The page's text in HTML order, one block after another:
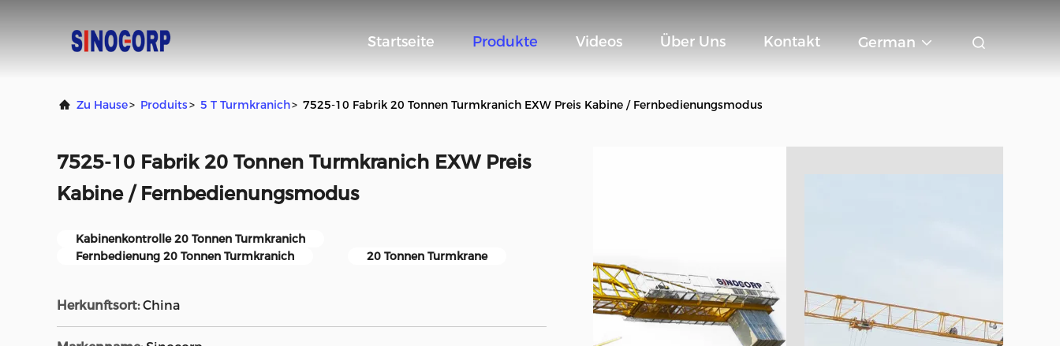
Startseite Produkte Videos Über Uns Kontakt German
Zu Hause> Produits> 5 T Turmkranich> 7525-10 Fabrik 20 Tonnen Turmkranich EXW Preis Kabine / Fernbedienungsmodus
7525-10 Fabrik 20 Tonnen Turmkranich EXW Preis
Kabine / Fernbedienungsmodus
Kabinenkontrolle 20 Tonnen Turmkranich
Fernbedienung 20 Tonnen Turmkranich
20 Tonnen Turmkrane
Herkunftsort: China